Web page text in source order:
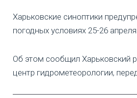
Харьковские синоптики
погодных условиях 25-26 апреля.
Об этом сообщил Харьковский
центр гидрометеорологии,